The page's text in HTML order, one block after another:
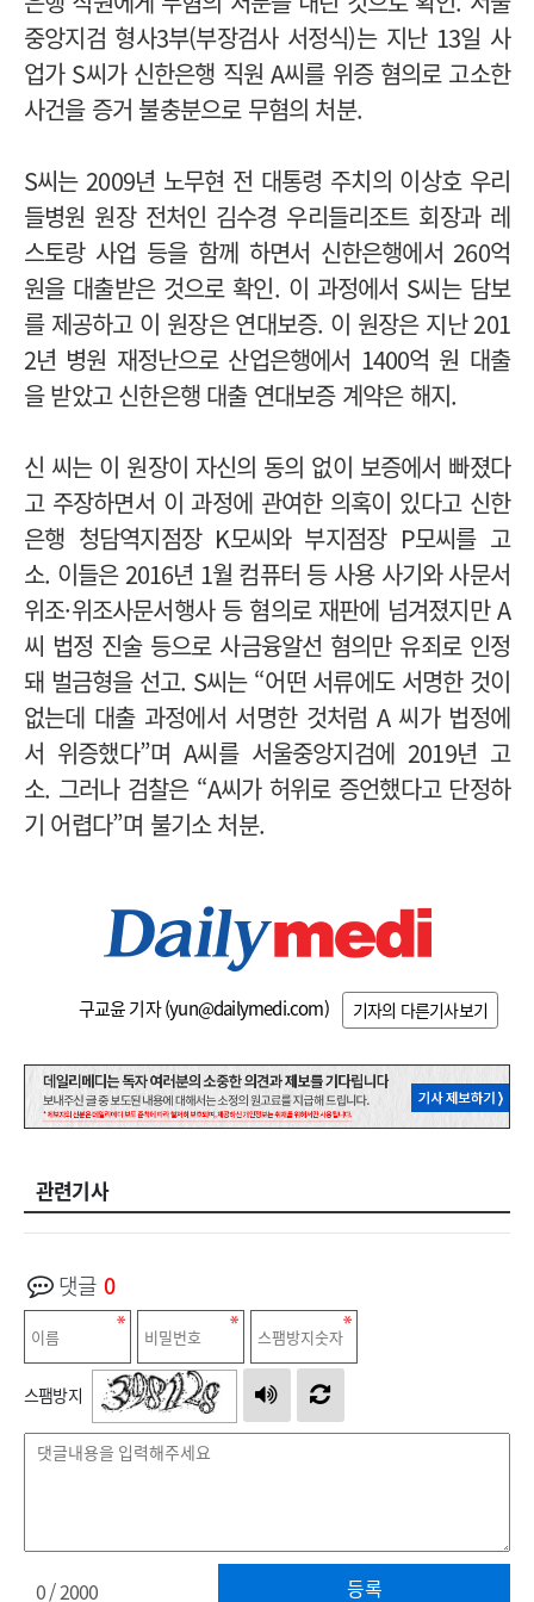
중앙지검 형사3부(부장검사 서정식)는 지난 13일 사
업가 S씨가 신한은행 직원 A씨를 위증 혐의로 고소한
사건을 증거 불충분으로 무혐의 처분.
S씨는 2009년 노무현 전 대통령 주치의 이상호 우리
들병원 원장 전처인 김수경 우리들리조트 회장과 레
스토랑 사업 등을 함께 하면서 신한은행에서 260억
원을 대출받은 것으로 확인. 이 과정에서 S씨는 담보
를 제공하고 이 원장은 연대보증. 이 원장은 지난 201
2년 병원 재정난으로 산업은행에서 1400억 원 대출
을 받았고 신한은행 대출 연대보증 계약은 해지.
신 씨는 이 원장이 자신의 동의 없이 보증에서 빠졌다
고 주장하면서 이 과정에 관여한 의혹이 있다고 신한
은행 청담역지점장 K모씨와 부지점장 P모씨를 고
소. 이들은 2016년 1월 컴퓨터 등 사용 사기와 사문서
위조·위조사문서행사 등 혐의로 재판에 넘겨졌지만 A
씨 법정 진술 등으로 사금융알선 혐의만 유죄로 인정
돼 벌금형을 선고. S씨는 “어떤 서류에도 서명한 것이
없는데 대출 과정에서 서명한 것처럼 A 씨가 법정에
서 위증했다”며 A씨를 서울중앙지검에 2019년 고
소. 그러나 검찰은 “A씨가 허위로 증언했다고 단정하
기 어렵다”며 불기소 처분.
구교윤 기자 (yun@dailymedi.com) 기자의 다른기사보기
관련기사
댓글 0
스팸방지
등록
0/ 2000